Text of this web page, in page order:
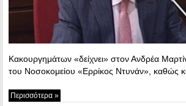
Κακουργημάτων «δείχνει» στον Ανδρέα
του Νοσοκομείου «Ερρίκος Ντυνάν», καθώς
Περισσότερα »